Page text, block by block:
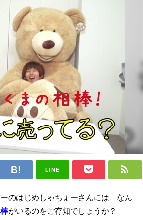
LINE
のはじめしゃちょーさんには、なん
がいるのをご存知でしょうか？